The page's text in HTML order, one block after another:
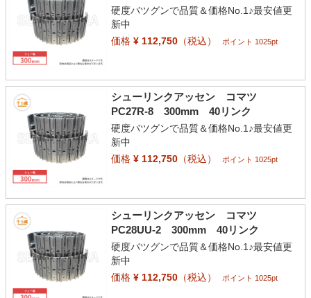
硬度バツグンで品質＆価格No.1♪最安値更
新中
価格¥ 112,750（税込） ポイント 1025pt
シューリンクアッセン コマツ
PC27R-8 300mm 40リンク
硬度バツグンで品質＆価格No.1♪最安値更
新中
価格¥ 112,750（税込） ポイント 1025pt
シューリンクアッセン コマツ
PC28UU-2 300mm 40リンク
硬度バツグンで品質＆価格No.1♪最安値更
新中
価格¥ 112,750（税込） ポイント 1025pt